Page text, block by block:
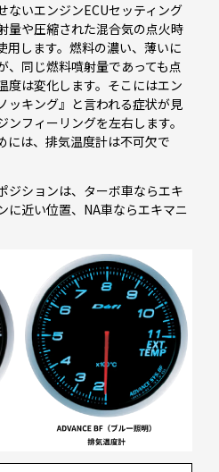
ないエンジンECUセッティング
量や圧縮された混合気の点火時
用します。燃料の濃い、薄いに
、同じ燃料噴射量であっても点
度は変化します。そこにはエン
ッキング』と言われる症状が見
フィーリングを左右します。
には、排気温度計は不可欠で
ジションは、ターボ車ならエキ
に近い位置、NA車ならエキマニ